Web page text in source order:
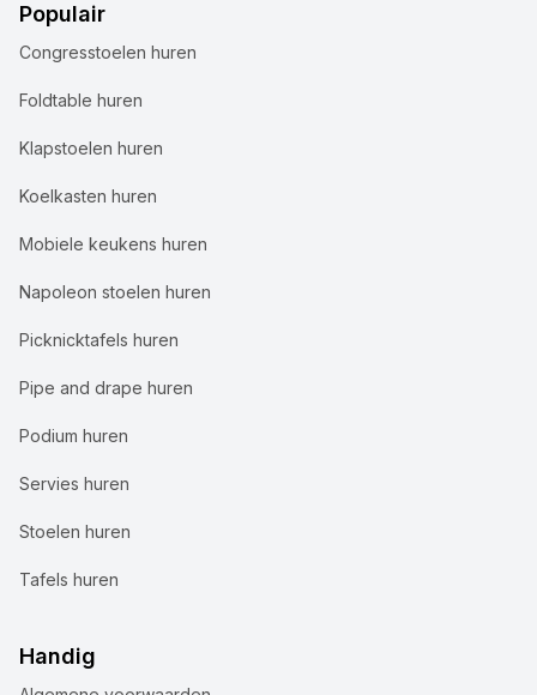
Populair
Congresstoelen huren
Foldtable huren
Klapstoelen huren
Koelkasten huren
Mobiele keukens huren
Napoleon stoelen huren
Picknicktafels huren
Pipe and drape huren
Podium huren
Servies huren
Stoelen huren
Tafels huren
Handig